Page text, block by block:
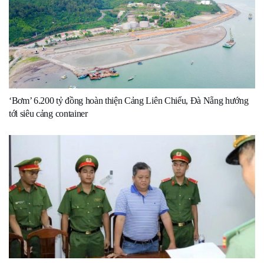
‘Bơm’ 6.200 tỷ đồng hoàn thiện Cảng Liên Chiểu, Đà Nẵng hướng
tới siêu cảng container